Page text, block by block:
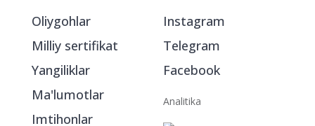
Oliygohlar
Milliy sertifikat
Yangiliklar
Ma'lumotlar
Imtihonlar
Instagram
Telegram
Facebook
Analitika